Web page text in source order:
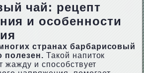
чай: рецепт
и особенности
странах барбарисовый
полезен. Такой напиток
жажду и способствует